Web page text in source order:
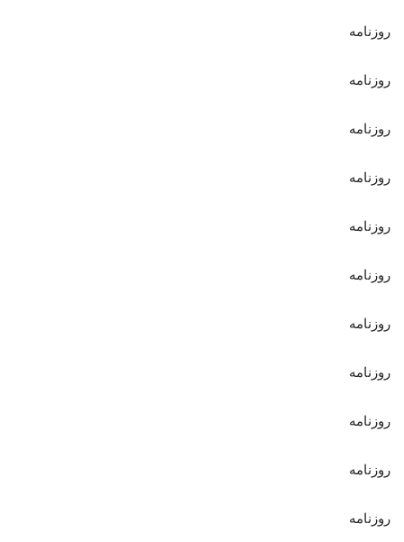
روزنامه
روزنامه
روزنامه
روزنامه
روزنامه
روزنامه
روزنامه
روزنامه
روزنامه
روزنامه
روزنامه